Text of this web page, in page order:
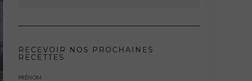
RECEVOIR NOS PROCHAINES
RECETTES
PRÉNOM